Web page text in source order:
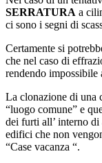
SERRATURA a
ci sono i segni di
Certamente si
che nel caso di
rendendo impossibile
La clonazione di una
“luogo comune” e
dei furti all’ interno
edifici che non
“Case vacanza “.